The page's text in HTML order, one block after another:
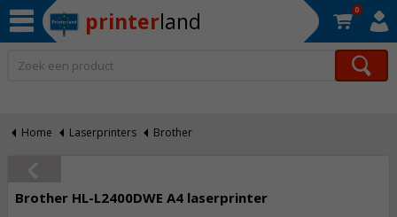
printerland 0
Home Laserprinters Brother
Brother HL-L2400DWE A4 laserprinter